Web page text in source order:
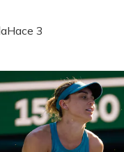
Hace 3